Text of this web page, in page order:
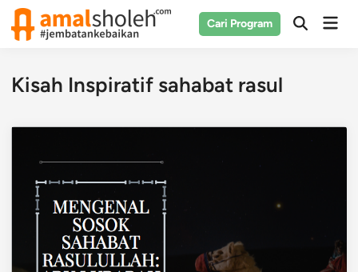
Skip
Cari Program
OpenMain
Kisah Inspiratif sahabat rasul